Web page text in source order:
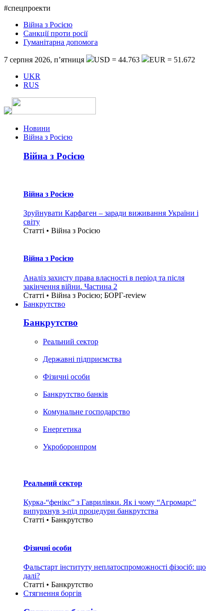
#спецпроекти
Війна з Росією
Санкції проти росії
Гуманітарна допомога
7 серпня 2026, п’ятниця USD = 44.763
EUR = 51.672
UKR
RUS
Новини
Війна з Росією
Війна з Росією
Війна з Росією
Зруйнувати Карфаген – заради виживання України і
світу
Статті • Війна з Росією
Війна з Росією
Аналіз захисту права власності в період та після
закінчення війни. Частина 2
Статті • Війна з Росією; БОРГ-review
Банкрутство
Банкрутство
Реальний сектор
Державні підприємства
Фізичні особи
Банкрутство банків
Комунальне господарство
Енергетика
Укроборонпром
Реальний сектор
Курка-“фенікс” з Гаврилівки. Як і чому “Агромарс”
випурхнув з-під процедури банкрутства
Статті • Банкрутство
Фізичні особи
Фальстарт інституту неплатоспроможності фізосіб: що
далі?
Статті • Банкрутство
Стягнення боргiв